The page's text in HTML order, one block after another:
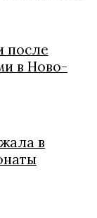
после
в Ново-
в